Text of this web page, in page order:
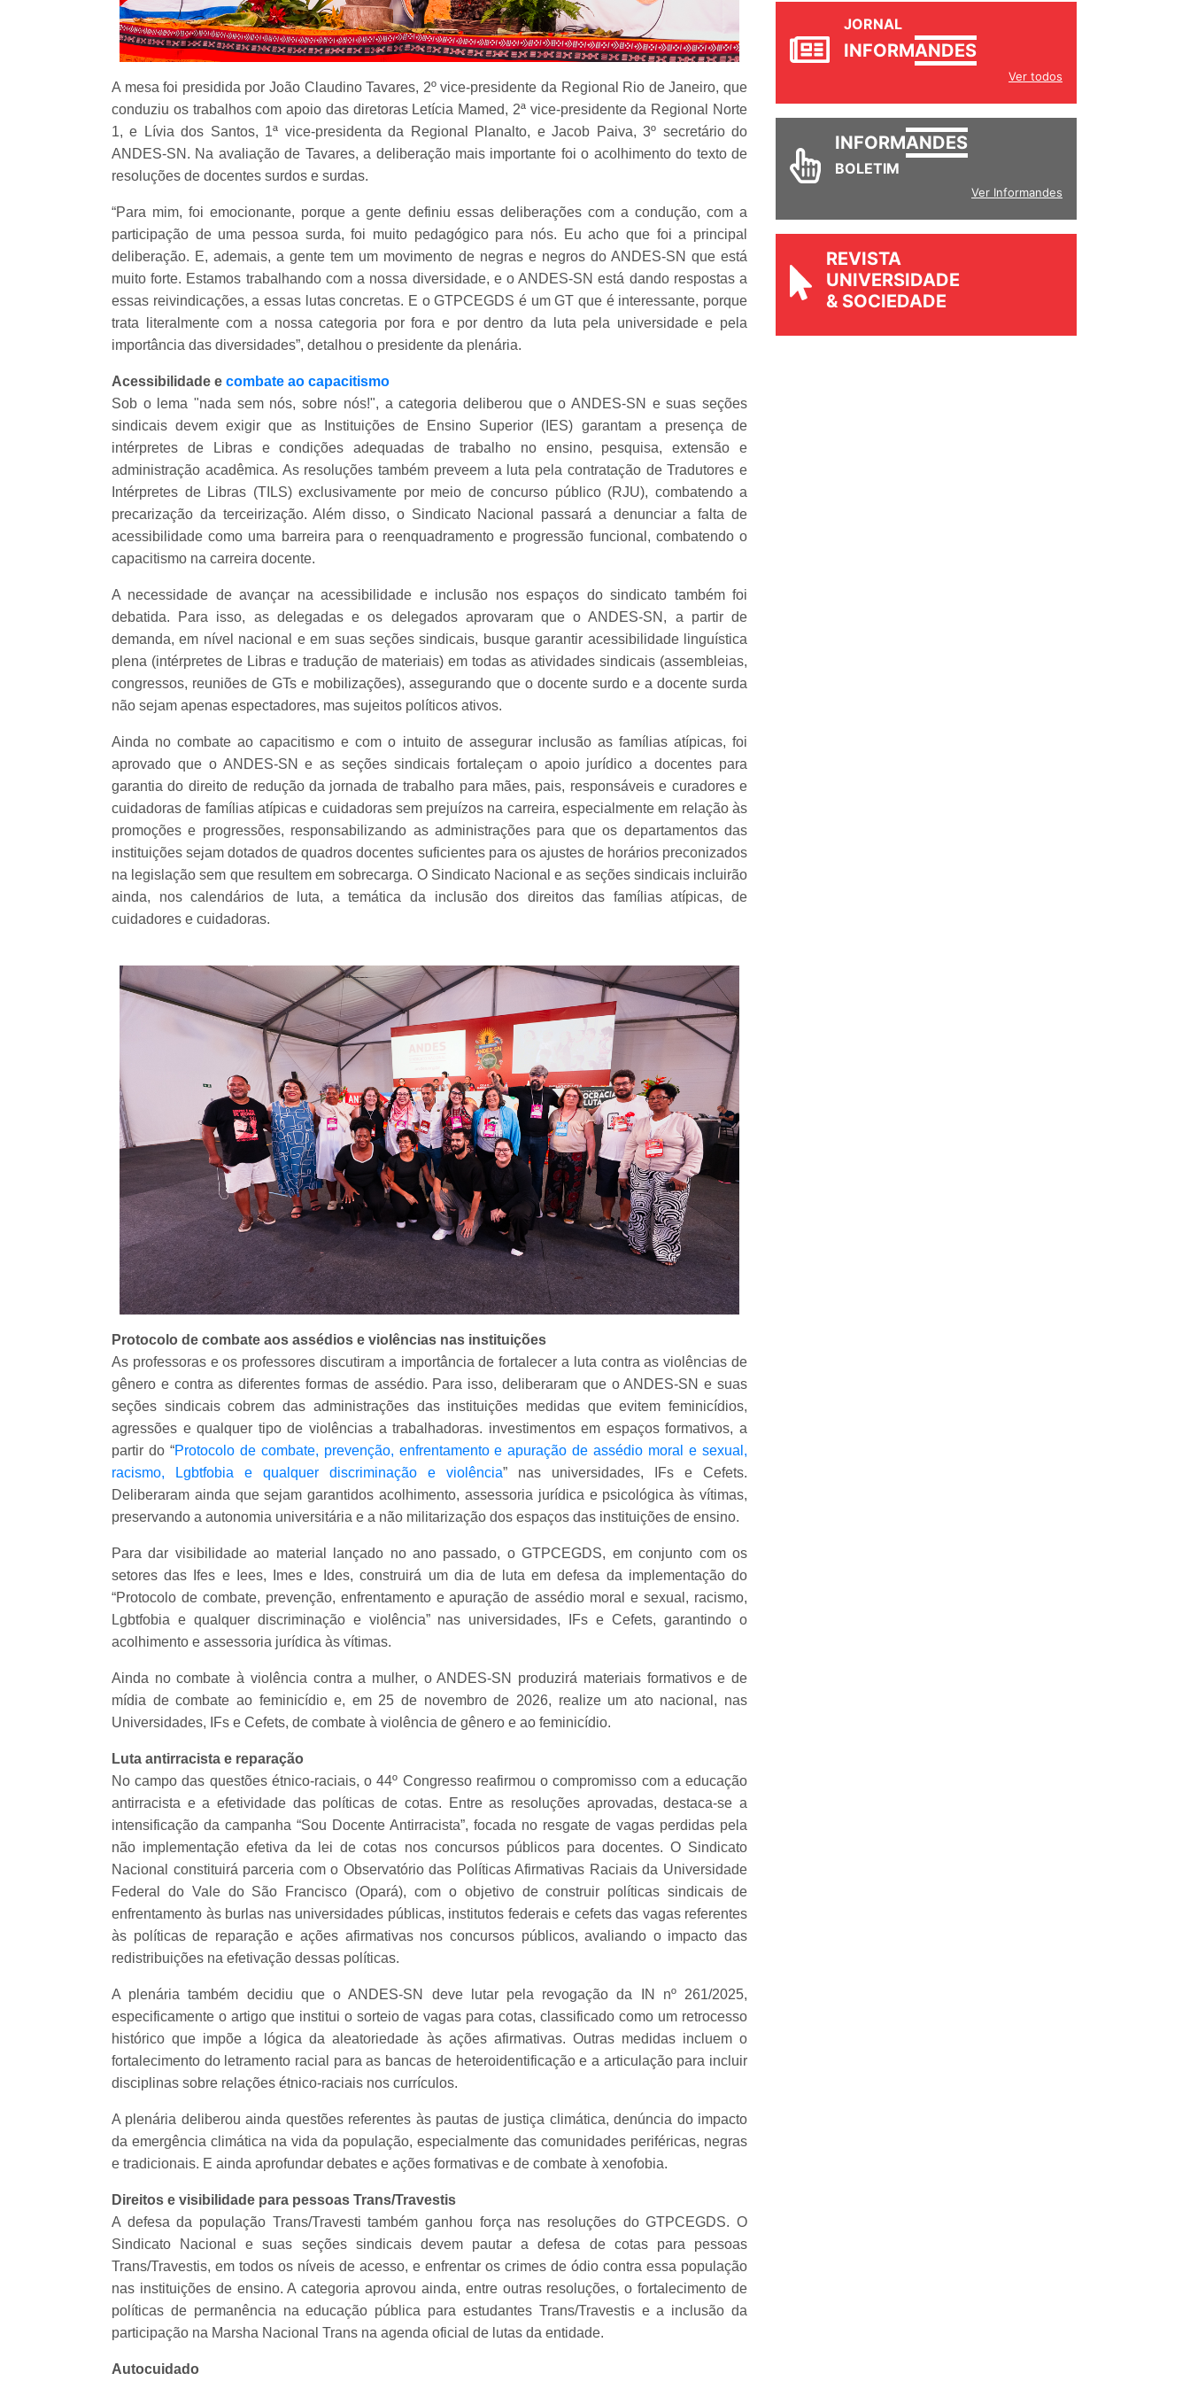
A mesa foi presidida por João Claudino Tavares, 2º vice-presidente da Regional Rio de Janeiro, que
conduziu os trabalhos com apoio das diretoras Letícia Mamed, 2ª vice-presidente da Regional Norte
1, e Lívia dos Santos, 1ª vice-presidenta da Regional Planalto, e Jacob Paiva, 3º secretário do
ANDES-SN. Na avaliação de Tavares, a deliberação mais importante foi o acolhimento do texto de
resoluções de docentes surdos e surdas.
“Para mim, foi emocionante, porque a gente definiu essas deliberações com a condução, com a
participação de uma pessoa surda, foi muito pedagógico para nós. Eu acho que foi a principal
deliberação. E, ademais, a gente tem um movimento de negras e negros do ANDES-SN que está
muito forte. Estamos trabalhando com a nossa diversidade, e o ANDES-SN está dando respostas a
essas reivindicações, a essas lutas concretas. E o GTPCEGDS é um GT que é interessante, porque
trata literalmente com a nossa categoria por fora e por dentro da luta pela universidade e pela
importância das diversidades”, detalhou o presidente da plenária.
Acessibilidade e combate ao capacitismo
Sob o lema "nada sem nós, sobre nós!", a categoria deliberou que o ANDES-SN e suas seções
sindicais devem exigir que as Instituições de Ensino Superior (IES) garantam a presença de
intérpretes de Libras e condições adequadas de trabalho no ensino, pesquisa, extensão e
administração acadêmica. As resoluções também preveem a luta pela contratação de Tradutores e
Intérpretes de Libras (TILS) exclusivamente por meio de concurso público (RJU), combatendo a
precarização da terceirização. Além disso, o Sindicato Nacional passará a denunciar a falta de
acessibilidade como uma barreira para o reenquadramento e progressão funcional, combatendo o
capacitismo na carreira docente.
A necessidade de avançar na acessibilidade e inclusão nos espaços do sindicato também foi
debatida. Para isso, as delegadas e os delegados aprovaram que o ANDES-SN, a partir de
demanda, em nível nacional e em suas seções sindicais, busque garantir acessibilidade linguística
plena (intérpretes de Libras e tradução de materiais) em todas as atividades sindicais (assembleias,
congressos, reuniões de GTs e mobilizações), assegurando que o docente surdo e a docente surda
não sejam apenas espectadores, mas sujeitos políticos ativos.
Ainda no combate ao capacitismo e com o intuito de assegurar inclusão as famílias atípicas, foi
aprovado que o ANDES-SN e as seções sindicais fortaleçam o apoio jurídico a docentes para
garantia do direito de redução da jornada de trabalho para mães, pais, responsáveis e curadores e
cuidadoras de famílias atípicas e cuidadoras sem prejuízos na carreira, especialmente em relação às
promoções e progressões, responsabilizando as administrações para que os departamentos das
instituições sejam dotados de quadros docentes suficientes para os ajustes de horários preconizados
na legislação sem que resultem em sobrecarga. O Sindicato Nacional e as seções sindicais incluirão
ainda, nos calendários de luta, a temática da inclusão dos direitos das famílias atípicas, de
cuidadores e cuidadoras.
Protocolo de combate aos assédios e violências nas instituições
As professoras e os professores discutiram a importância de fortalecer a luta contra as violências de
gênero e contra as diferentes formas de assédio. Para isso, deliberaram que o ANDES-SN e suas
seções sindicais cobrem das administrações das instituições medidas que evitem feminicídios,
agressões e qualquer tipo de violências a trabalhadoras. investimentos em espaços formativos, a
partir do “Protocolo de combate, prevenção, enfrentamento e apuração de assédio moral e sexual,
racismo, Lgbtfobia e qualquer discriminação e violência” nas universidades, IFs e Cefets.
Deliberaram ainda que sejam garantidos acolhimento, assessoria jurídica e psicológica às vítimas,
preservando a autonomia universitária e a não militarização dos espaços das instituições de ensino.
Para dar visibilidade ao material lançado no ano passado, o GTPCEGDS, em conjunto com os
setores das Ifes e Iees, Imes e Ides, construirá um dia de luta em defesa da implementação do
“Protocolo de combate, prevenção, enfrentamento e apuração de assédio moral e sexual, racismo,
Lgbtfobia e qualquer discriminação e violência” nas universidades, IFs e Cefets, garantindo o
acolhimento e assessoria jurídica às vítimas.
Ainda no combate à violência contra a mulher, o ANDES-SN produzirá materiais formativos e de
mídia de combate ao feminicídio e, em 25 de novembro de 2026, realize um ato nacional, nas
Universidades, IFs e Cefets, de combate à violência de gênero e ao feminicídio.
Luta antirracista e reparação
No campo das questões étnico-raciais, o 44º Congresso reafirmou o compromisso com a educação
antirracista e a efetividade das políticas de cotas. Entre as resoluções aprovadas, destaca-se a
intensificação da campanha “Sou Docente Antirracista”, focada no resgate de vagas perdidas pela
não implementação efetiva da lei de cotas nos concursos públicos para docentes. O Sindicato
Nacional constituirá parceria com o Observatório das Políticas Afirmativas Raciais da Universidade
Federal do Vale do São Francisco (Opará), com o objetivo de construir políticas sindicais de
enfrentamento às burlas nas universidades públicas, institutos federais e cefets das vagas referentes
às políticas de reparação e ações afirmativas nos concursos públicos, avaliando o impacto das
redistribuições na efetivação dessas políticas.
A plenária também decidiu que o ANDES-SN deve lutar pela revogação da IN nº 261/2025,
especificamente o artigo que institui o sorteio de vagas para cotas, classificado como um retrocesso
histórico que impõe a lógica da aleatoriedade às ações afirmativas. Outras medidas incluem o
fortalecimento do letramento racial para as bancas de heteroidentificação e a articulação para incluir
disciplinas sobre relações étnico-raciais nos currículos.
A plenária deliberou ainda questões referentes às pautas de justiça climática, denúncia do impacto
da emergência climática na vida da população, especialmente das comunidades periféricas, negras
e tradicionais. E ainda aprofundar debates e ações formativas e de combate à xenofobia.
Direitos e visibilidade para pessoas Trans/Travestis
A defesa da população Trans/Travesti também ganhou força nas resoluções do GTPCEGDS. O
Sindicato Nacional e suas seções sindicais devem pautar a defesa de cotas para pessoas
Trans/Travestis, em todos os níveis de acesso, e enfrentar os crimes de ódio contra essa população
nas instituições de ensino. A categoria aprovou ainda, entre outras resoluções, o fortalecimento de
políticas de permanência na educação pública para estudantes Trans/Travestis e a inclusão da
participação na Marsha Nacional Trans na agenda oficial de lutas da entidade.
Autocuidado
JORNAL
Ver todos
INFORM
Ver Informandes
REVISTA
UNIVERSIDADE